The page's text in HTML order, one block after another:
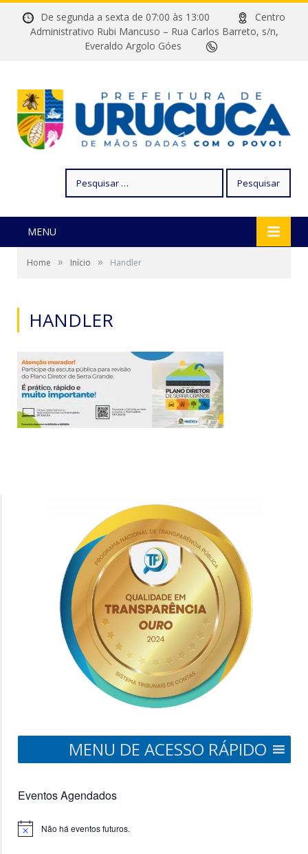
De segunda a sexta de 07:00 às 13:00
Centro
Administrativo Rubi Mancuso – Rua Carlos Barreto, s/n,
Everaldo Argolo Góes
por:
MENU
Home » Início » Handler
HANDLER
MENU DE ACESSO RÁPIDO
Eventos Agendados
Notice Não há eventos futuros.